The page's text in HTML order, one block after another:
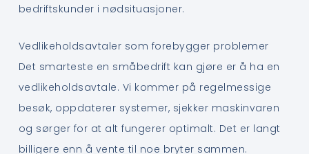
bedriftskunder i nødsituasjoner.
Vedlikeholdsavtaler som forebygger problemer
Det smarteste en småbedrift kan gjøre er å ha en
vedlikeholdsavtale. Vi kommer på regelmessige
besøk, oppdaterer systemer, sjekker maskinvaren
og sørger for at alt fungerer optimalt. Det er langt
billigere enn å vente til noe bryter sammen.